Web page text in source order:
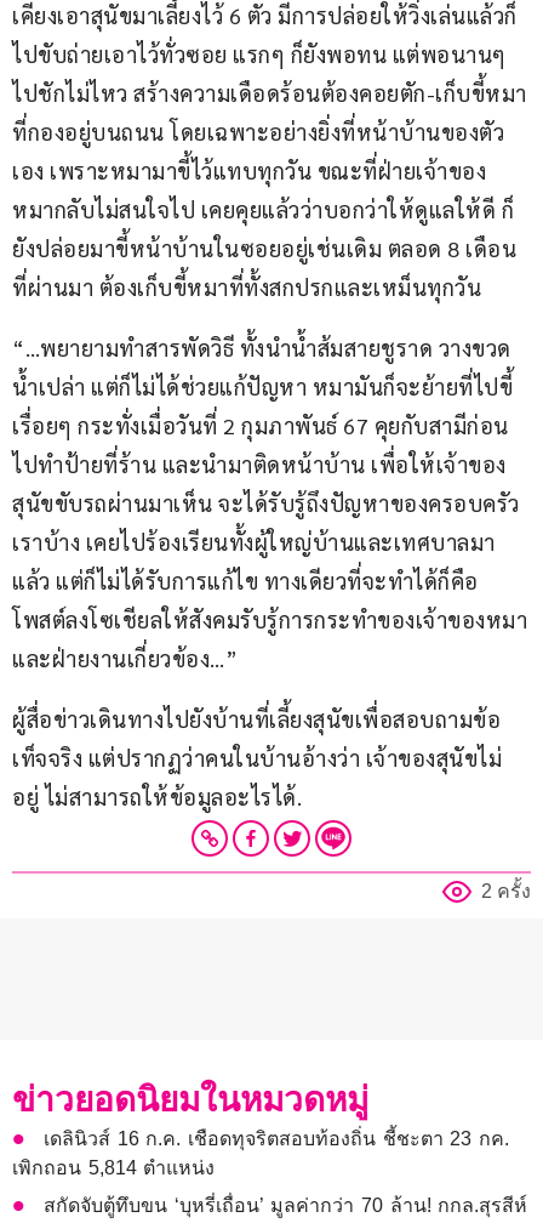
เคียงเอาสุนัขมาเลี้ยงไว้ 6 ตัว มีการปล่อยให้วิ่งเล่นแล้วก็
ไปขับถ่ายเอาไว้ทั่วซอย แรกๆ ก็ยังพอทน แต่พอนานๆ
ไปชักไม่ไหว สร้างความเดือดร้อนต้องคอยตัก-เก็บขี้หมา
ที่กองอยู่บนถนน โดยเฉพาะอย่างยิ่งที่หน้าบ้านของตัว
เอง เพราะหมามาขี้ไว้แทบทุกวัน ขณะที่ฝ่ายเจ้าของ
หมากลับไม่สนใจไป เคยคุยแล้วว่าบอกว่าให้ดูแลให้ดี ก็
ยังปล่อยมาขี้หน้าบ้านในซอยอยู่เช่นเดิม ตลอด 8 เดือน
ที่ผ่านมา ต้องเก็บขี้หมาที่ทั้งสกปรกและเหม็นทุกวัน
“…พยายามทำสารพัดวิธี ทั้งนำน้ำส้มสายชูราด วางขวด
น้ำเปล่า แต่ก็ไม่ได้ช่วยแก้ปัญหา หมามันก็จะย้ายที่ไปขี้
เรื่อยๆ กระทั่งเมื่อวันที่ 2 กุมภาพันธ์ 67 คุยกับสามีก่อน
ไปทำป้ายที่ร้าน และนำมาติดหน้าบ้าน เพื่อให้เจ้าของ
สุนัขขับรถผ่านมาเห็น จะได้รับรู้ถึงปัญหาของครอบครัว
เราบ้าง เคยไปร้องเรียนทั้งผู้ใหญ่บ้านและเทศบาลมา
แล้ว แต่ก็ไม่ได้รับการแก้ไข ทางเดียวที่จะทำได้ก็คือ
โพสต์ลงโซเชียลให้สังคมรับรู้การกระทำของเจ้าของหมา
และฝ่ายงานเกี่ยวข้อง…”
ผู้สื่อข่าวเดินทางไปยังบ้านที่เลี้ยงสุนัขเพื่อสอบถามข้อ
เท็จจริง แต่ปรากฏว่าคนในบ้านอ้างว่า เจ้าของสุนัขไม่
อยู่ ไม่สามารถให้ข้อมูลอะไรได้.
2 ครั้ง
ข่าวยอดนิยมในหมวดหมู่
เดลินิวส์ 16 ก.ค. เชือดทุจริตสอบท้องถิ่น ชี้ชะตา 23 กค.
เพิกถอน 5,814 ตำแหน่ง
สกัดจับตู้ทึบขน ‘บุหรี่เถื่อน’ มูลค่ากว่า 70 ล้าน! กกล.สุรสีห์